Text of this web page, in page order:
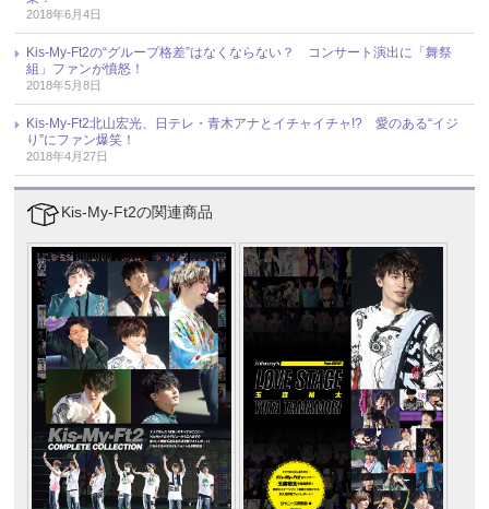
2018年6月4日
Kis-My-Ft2の“グループ格差”はなくならない？ コンサート演出に「舞祭
組」ファンが憤怒！
2018年5月8日
Kis-My-Ft2北山宏光、日テレ・青木アナとイチャイチャ!? 愛のある“イジ
り”にファン爆笑！
2018年4月27日
Kis-My-Ft2の関連商品